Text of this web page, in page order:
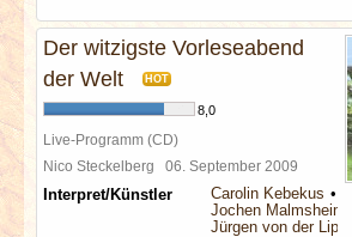
Der witzigste Vorleseabend
der Welt
HOT
8,0
Live-Programm (CD)
Nico Steckelberg 06. September 2009
Interpret/Künstler
Carolin Kebekus
Jochen Malmsheimer
Jürgen von der Lippe